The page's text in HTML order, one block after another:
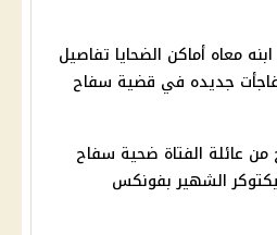
معاه أماكن الضحايا تفاصيل
جديده في قضية سفاح
من عائلة الفتاة ضحية سفاح
الشهير بفونكس